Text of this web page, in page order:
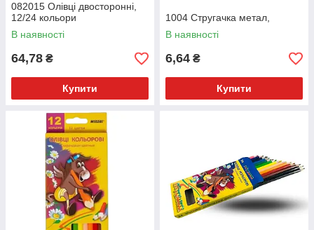
082015 Олівці двосторонні,
12/24 кольори
В наявності
64,78 ₴
Купити
1004 Стругачка метал,
В наявності
6,64 ₴
Купити